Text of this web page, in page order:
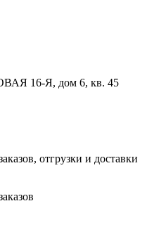
16-Я, дом 6, кв. 45
отгрузки и доставки